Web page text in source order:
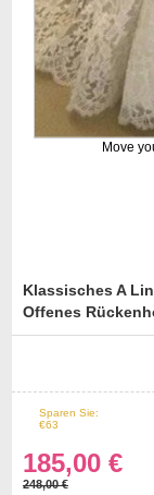
Klassisches A
Offenes
185,00 €
248,00 €
Sparen Sie:
€63
Move